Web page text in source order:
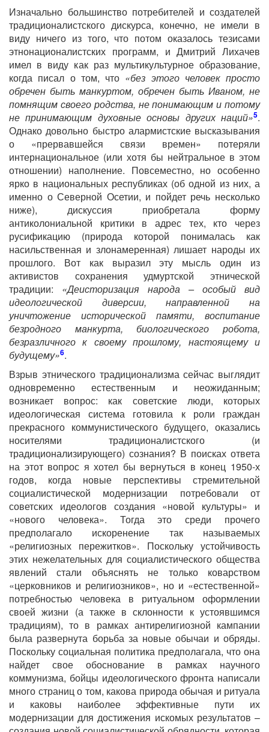
Изначально большинство потребителей и создателей
традиционалистского дискурса, конечно, не имели в
виду ничего из того, что потом оказалось тезисами
этнонационалистских программ, и Дмитрий Лихачев
имел в виду как раз мультикультурное образование,
когда писал о том, что «без этого человек просто
обречен быть манкуртом, обречен быть Иваном, не
помнящим своего родства, не понимающим и потому
не принимающим духовные основы других наций»5.
Однако довольно быстро алармистские высказывания
о «прервавшейся связи времен» потеряли
интернациональное (или хотя бы нейтральное в этом
отношении) наполнение. Повсеместно, но особенно
ярко в национальных республиках (об одной из них, а
именно о Северной Осетии, и пойдет речь несколько
ниже), дискуссия приобретала форму
антиколониальной критики в адрес тех, кто через
русификацию (природа которой понималась как
насильственная и злонамеренная) лишает народы их
прошлого. Вот как выразил эту мысль один из
активистов сохранения удмуртской этнической
традиции: «Деисторизация народа – особый вид
идеологической диверсии, направленной на
уничтожение исторической памяти, воспитание
безродного манкурта, биологического робота,
безразличного к своему прошлому, настоящему и
будущему»6.
Взрыв этнического традиционализма сейчас выглядит
одновременно естественным и неожиданным;
возникает вопрос: как советские люди, которых
идеологическая система готовила к роли граждан
прекрасного коммунистического будущего, оказались
носителями традиционалистского (и
традиционализирующего) сознания? В поисках ответа
на этот вопрос я хотел бы вернуться в конец 1950-х
годов, когда новые перспективы стремительной
социалистической модернизации потребовали от
советских идеологов создания «новой культуры» и
«нового человека». Тогда это среди прочего
предполагало искоренение так называемых
«религиозных пережитков». Поскольку устойчивость
этих нежелательных для социалистического общества
явлений стали объяснять не только коварством
«церковников и религиозников», но и «естественной»
потребностью человека в ритуальном оформлении
своей жизни (а также в склонности к устоявшимся
традициям), то в рамках антирелигиозной кампании
была развернута борьба за новые обычаи и обряды.
Поскольку социальная политика предполагала, что она
найдет свое обоснование в рамках научного
коммунизма, бойцы идеологического фронта написали
много страниц о том, какова природа обычая и ритуала
и каковы наиболее эффективные пути их
модернизации для достижения искомых результатов –